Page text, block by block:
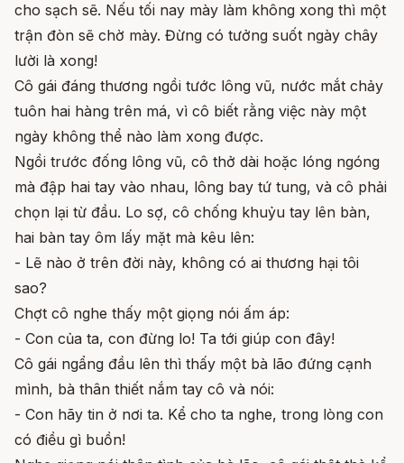
cho sạch sẽ. Nếu tối nay mày làm không xong thì một
trận đòn sẽ chờ mày. Đừng có tưởng suốt ngày chây
lười là xong!
Cô gái đáng thương ngồi tước lông vũ, nước mắt chảy
tuôn hai hàng trên má, vì cô biết rằng việc này một
ngày không thể nào làm xong được.
Ngồi trước đống lông vũ, cô thở dài hoặc lóng ngóng
mà đập hai tay vào nhau, lông bay tứ tung, và cô phải
chọn lại từ đầu. Lo sợ, cô chống khuỷu tay lên bàn,
hai bàn tay ôm lấy mặt mà kêu lên:
- Lẽ nào ở trên đời này, không có ai thương hại tôi
sao?
Chợt cô nghe thấy một giọng nói ấm áp:
- Con của ta, con đừng lo! Ta tới giúp con đây!
Cô gái ngẩng đầu lên thì thấy một bà lão đứng cạnh
mình, bà thân thiết nắm tay cô và nói:
- Con hãy tin ở nơi ta. Kể cho ta nghe, trong lòng con
có điều gì buồn!